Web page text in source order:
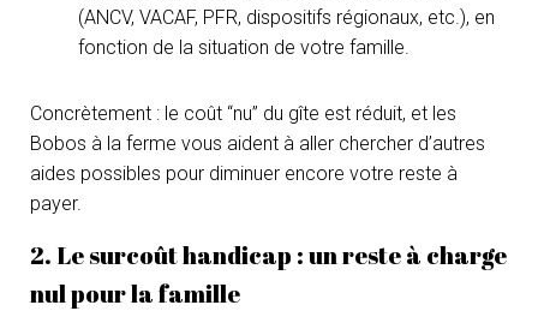
(ANCV, VACAF, PFR, dispositifs régionaux, etc.), en
fonction de la situation de votre famille.
Concrètement : le coût “nu” du gîte est réduit, et les
Bobos à la ferme vous aident à aller chercher d’autres
aides possibles pour diminuer encore votre reste à
payer.
2. Le surcoût handicap : un reste à charge
nul pour la famille